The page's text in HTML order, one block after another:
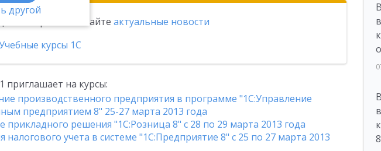
другой
в архиве. Читайте актуальные новости
курсы 1С
приглашает на курсы:
производственного предприятия в программе "1С:Управление
предприятием 8" 25-27 марта 2013 года
прикладного решения "1С:Розница 8" с 28 по 29 марта 2013 года
налогового учета в системе "1С:Предприятие 8" с 25 по 27 марта 2013